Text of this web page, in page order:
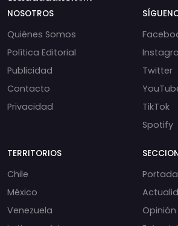
NOSOTROS
Quiénes Somos
Política Editorial
Publicidad
Contacto
Privacidad
Twitter
TikTok
Spotify
TERRITORIOS
Chile
México
Venezuela
Portada
Opinión